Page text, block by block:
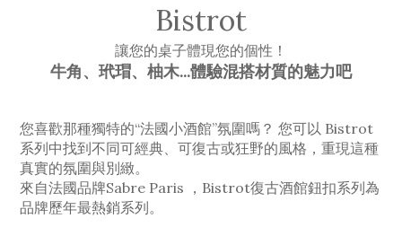
Bistrot
讓您的桌子體現您的個性！
牛角、玳瑁、柚木...體驗混搭材質的魅力吧
您喜歡那種獨特的“法國小酒館”氛圍嗎？ 您可以 Bistrot
系列中找到不同可經典、 可復古或狂野的風格，重現這種
真實的氛圍與別緻。
來自法國品牌Sabre Paris ，Bistrot復古酒館鈕扣系列為
品牌歷年最熱銷系列。